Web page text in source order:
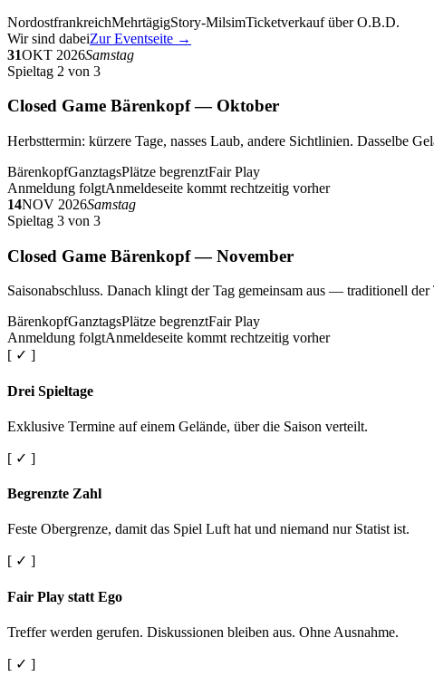
NordostfrankreichMehrtägigStory-MilsimTicketverkauf über O.B.D.
Wir sind dabeiZur Eventseite →
31OKT 2026Samstag
Spieltag 2 von 3
Closed Game Bärenkopf — Oktober
Herbsttermin: kürzere Tage, nasses Laub, andere Sichtlinien. Dasselbe
BärenkopfGanztagsPlätze begrenztFair Play
Anmeldung folgtAnmeldeseite kommt rechtzeitig vorher
14NOV 2026Samstag
Spieltag 3 von 3
Closed Game Bärenkopf — November
Saisonabschluss. Danach klingt der Tag gemeinsam aus — traditionell
BärenkopfGanztagsPlätze begrenztFair Play
Anmeldung folgtAnmeldeseite kommt rechtzeitig vorher
[ ✓ ]
Drei Spieltage
Exklusive Termine auf einem Gelände, über die Saison verteilt.
[ ✓ ]
Begrenzte Zahl
Feste Obergrenze, damit das Spiel Luft hat und niemand nur Statist ist.
[ ✓ ]
Fair Play statt Ego
Treffer werden gerufen. Diskussionen bleiben aus. Ohne Ausnahme.
[ ✓ ]